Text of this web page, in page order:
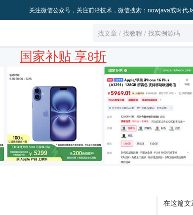
关注微信公众号，关注前沿技术，微信搜索：nowjava或时代
国家补贴 享8折
在这篇文